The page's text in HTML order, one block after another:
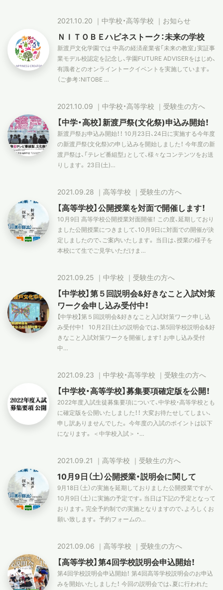
2021.10.20 ｜ 中学校・高等学校 ｜ お知らせ
ＮＩＴＯＢＥハピネストーク：未来の学校
新渡戸文化学園では 中高の経済産業省「未来の教室」実証事
業モデル校認定を記念し、学園FUTURE ADVISERをはじめ、
有識者とのオンライントークイベントを実施しています。
（ご参考：NITOBE …
2021.10.09 ｜ 中学校・高等学校 ｜ 受験生の方へ
【中学・高校】新渡戸祭(文化祭)申込み開始！
新渡戸祭お申込み開始！！ 10月23日、24日に実施する今年度
の新渡戸祭(文化祭)の申し込みを開始しました！ 今年度の新
渡戸祭は、「テレビ番組型」として、様々なコンテンツをお送
りします。 23日(土)…
2021.09.28 ｜ 高等学校 ｜ 受験生の方へ
【高等学校】公開授業を対面で開催します！
10月9日 高等学校公開授業対面開催！ この度、延期しており
ました公開授業につきまして、10月9日に対面での開催が決
定しましたので、ご案内いたします。 当日は、授業の様子を
本校にて生でご見学いただけま…
2021.09.25 ｜ 中学校 ｜ 受験生の方へ
【中学校】第５回説明会&好きなこと入試対策
ワーク会申し込み受付中！
【中学校】第５回説明会&好きなこと入試対策ワーク申し込
み受付中！ 10月2日(土)の説明会では、第5回学校説明会&好
きなこと入試対策ワークを開催します！ お申し込み受付
中…
2021.09.23 ｜ 中学校・高等学校 ｜ 受験生の方へ
【中学校・高等学校】募集要項確定版を公開！
2022年度入試生徒募集要項について、中学校・高等学校とも
に確定版を公開いたしました！！ 大変お待たせしてしまい、
申し訳ありませんでした。 今年度の入試のポイントは以下
になります。 ＜中学校入試＞ ・…
2021.09.21 ｜ 高等学校 ｜ 受験生の方へ
10月9日（土）公開授業・説明会に関して
9月18日（土）の実施を延期しておりました公開授業ですが、
10月9日（土）に実施の予定です。当日は下記の予定となって
おります。完全予約制での実施となりますので、よろしくお
願い致します。 予約フォームの…
2021.09.06 ｜ 高等学校 ｜ 受験生の方へ
【高等学校】第4回学校説明会申込開始！
第4回学校説明会申込開始！ 第4回高等学校説明会のお申込
みを開始いたしました！ 今回の説明会では、夏に行われた